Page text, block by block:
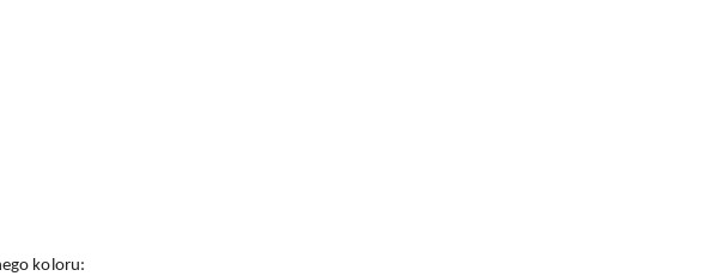
koloru: